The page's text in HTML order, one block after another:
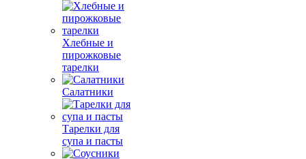
Хлебные и
пирожковые
тарелки
Салатники
Тарелки для
супа и пасты